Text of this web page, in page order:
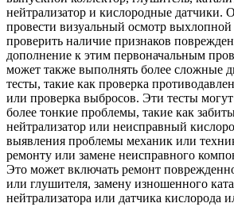
нейтрализатор и кислородные датчики.
провести визуальный осмотр
проверить наличие признаков
дополнение к этим первоначальным
может также выполнять более сложные
тесты, такие как проверка
или проверка выбросов. Эти тесты
более тонкие проблемы, такие как
нейтрализатор или неисправный
выявления проблемы механик или
ремонту или замене неисправного
Это может включать ремонт
или глушителя, замену изношенного
нейтрализатора или датчика кислорода